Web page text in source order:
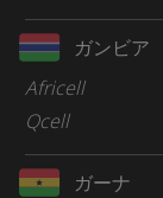
ガンビア
Africell
Qcell
ガーナ